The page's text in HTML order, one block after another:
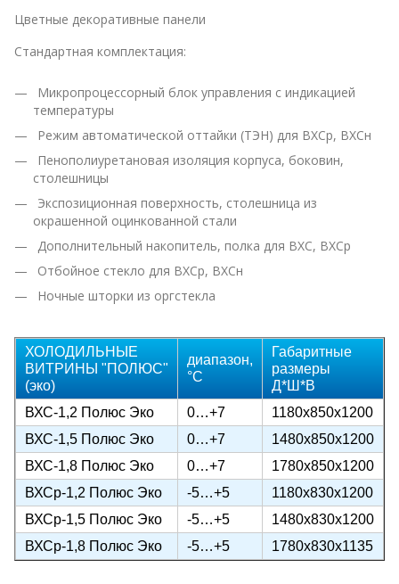
Цветные декоративные панели
Стандартная комплектация:
Микропроцессорный блок управления с индикацией
температуры
Режим автоматической оттайки (ТЭН) для ВХСр, ВХСн
Пенополиуретановая изоляция корпуса, боковин,
столешницы
Экспозиционная поверхность, столешница из
окрашенной оцинкованной стали
Дополнительный накопитель, полка для ВХС, ВХСр
Отбойное стекло для ВХСр, ВХСн
Ночные шторки из оргстекла
ХОЛОДИЛЬНЫЕ
ВИТРИНЫ "ПОЛЮС"
(эко)
диапазон,
°C
Габаритные
размеры
Д*Ш*В
ВХС-1,2 Полюс Эко
0…+7
1180х850х1200
ВХС-1,5 Полюс Эко
0…+7
1480х850х1200
ВХС-1,8 Полюс Эко
0…+7
1780х850х1200
ВХСр-1,2 Полюс Эко
-5…+5
1180х830х1200
ВХСр-1,5 Полюс Эко
-5…+5
1480х830х1200
ВХСр-1,8 Полюс Эко
-5…+5 1780х830х1135